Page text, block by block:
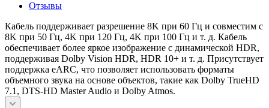
Отзывы
Кабель поддерживает разрешение 8K при 60 Гц и совместим с
8K при 50 Гц, 4K при 120 Гц, 4K при 100 Гц и т. д. Кабель
обеспечивает более яркое изображение с динамической HDR,
поддерживая Dolby Vision HDR, HDR 10+ и т. д. Присутствует
поддержка eARC, что позволяет использовать форматы
объемного звука на основе объектов, такие как Dolby TrueHD
7.1, DTS-HD Master Audio и Dolby Atmos.